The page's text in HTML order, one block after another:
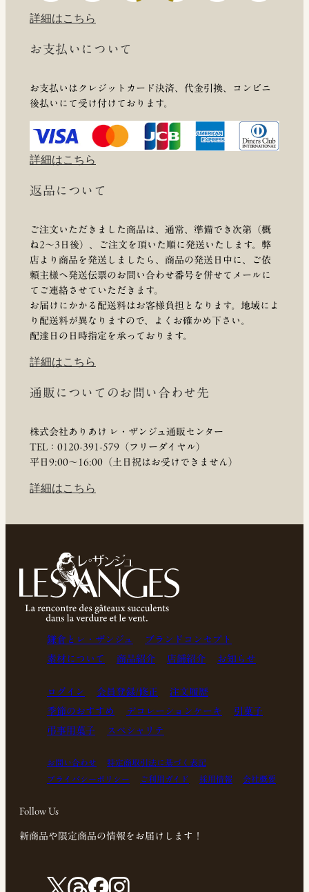
詳細はこちら
お支払いについて
お支払いはクレジットカード決済、代金引換、コンビニ
後払いにて受け付けております。
詳細はこちら
返品について
ご注文いただきました商品は、通常、準備でき次第（概
ね2～3日後）、ご注文を頂いた順に発送いたします。弊
店より商品を発送しましたら、商品の発送日中に、ご依
頼主様へ発送伝票のお問い合わせ番号を併せてメールに
てご連絡させていただきます。
お届けにかかる配送料はお客様負担となります。地域によ
り配送料が異なりますので、よくお確かめ下さい。
配達日の日時指定を承っております。
詳細はこちら
通販についてのお問い合わせ先
株式会社ありあけ レ・ザンジュ通販センター
TEL：0120-391-579（フリーダイヤル）
平日9:00〜16:00（土日祝はお受けできません）
詳細はこちら
鎌倉とレ・ザンジュ
ブランドコンセプト
素材について
商品紹介 店舗紹介 お知らせ
ログイン 会員登録/修正
注文履歴
季節のおすすめ
デコレーションケーキ
引菓子
弔事用菓子
スペシャリテ
お問い合わせ
特定商取引法に基づく表記
プライバシーポリシー
ご利用ガイド 採用情報 会社概要
Follow Us
新商品や限定商品の情報をお届けします！